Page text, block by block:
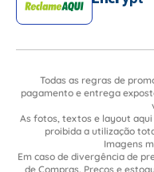
Todas as regras de
pagamento e entrega
As fotos, textos e layout aqui
proibida a utilização
Imagens
Em caso de divergência de
de Compras. Preços e